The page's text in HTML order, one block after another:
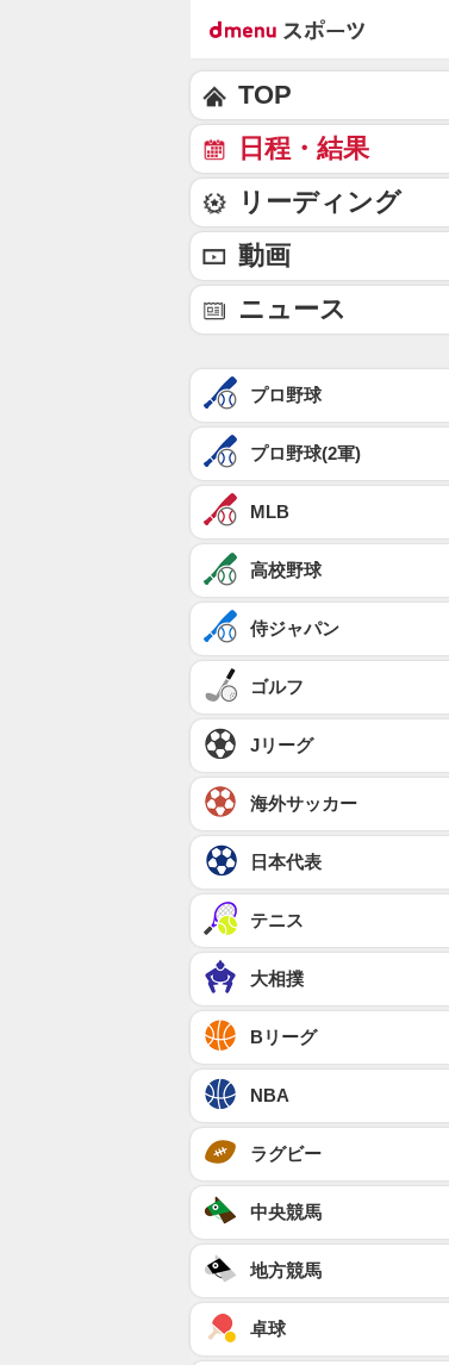
TOP
日程・結果
リーディング
動画
ニュース
プロ野球
プロ野球(2軍)
MLB
高校野球
侍ジャパン
ゴルフ
Jリーグ
海外サッカー
日本代表
テニス
大相撲
Bリーグ
NBA
ラグビー
中央競馬
地方競馬
卓球